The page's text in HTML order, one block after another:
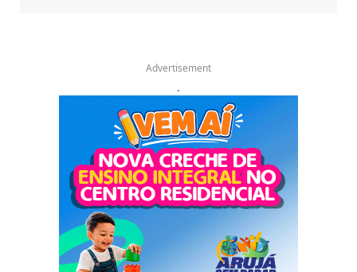
Advertisement
.